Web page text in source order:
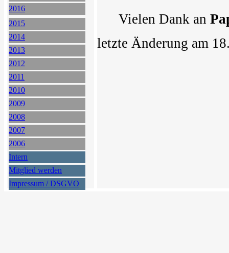
2016
2015
2014
2013
2012
2011
2010
2009
2008
2007
2006
Intern
Mitglied werden
Impressum / DSGVO
Vielen Dank an
letzte Änderung am